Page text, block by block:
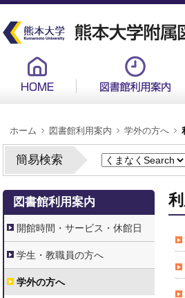
パ
ン
く
ず
ホーム 図書館利用案内 学外の方へ
簡易検索
2.
書
館
利
用
案
図書館利用案内
開館時間・サービス・休館日
学生・教職員の方へ
学外の方へ